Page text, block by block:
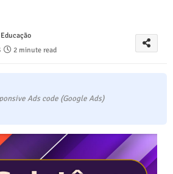
2 minute read
Ads code (Google Ads)